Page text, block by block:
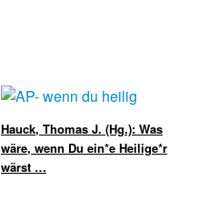
Hauck, Thomas J. (Hg.): Was
wäre, wenn Du ein*e Heilige*r
wärst …